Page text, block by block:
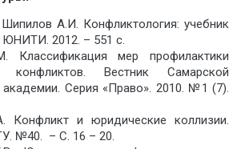
А.И. Конфликтология: учебник
ЮНИТИ. 2012. – 551 с.
Классификация мер профилактики
конфликтов. Вестник Самарской
академии. Серия «Право». 2010. №1 (7).
Конфликт и юридические коллизии.
№40. – С. 16 – 20.